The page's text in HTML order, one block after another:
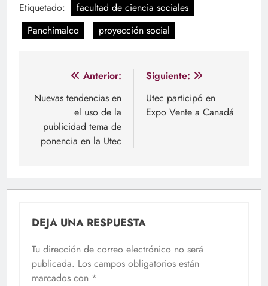
Etiquetado:
facultad de ciencia sociales
Panchimalco
proyección social
Navegación
de
entradas
Anterior:
Nuevas tendencias en
el uso de la
publicidad tema de
ponencia en la Utec
Siguiente:
Utec participó en
Expo Vente a Canadá
DEJA UNA RESPUESTA
Tu dirección de correo electrónico no será
publicada. Los campos obligatorios están
marcados con *